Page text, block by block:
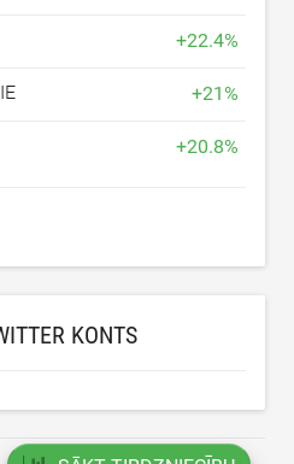
+22.4%
+21%
+20.8%
KONTS